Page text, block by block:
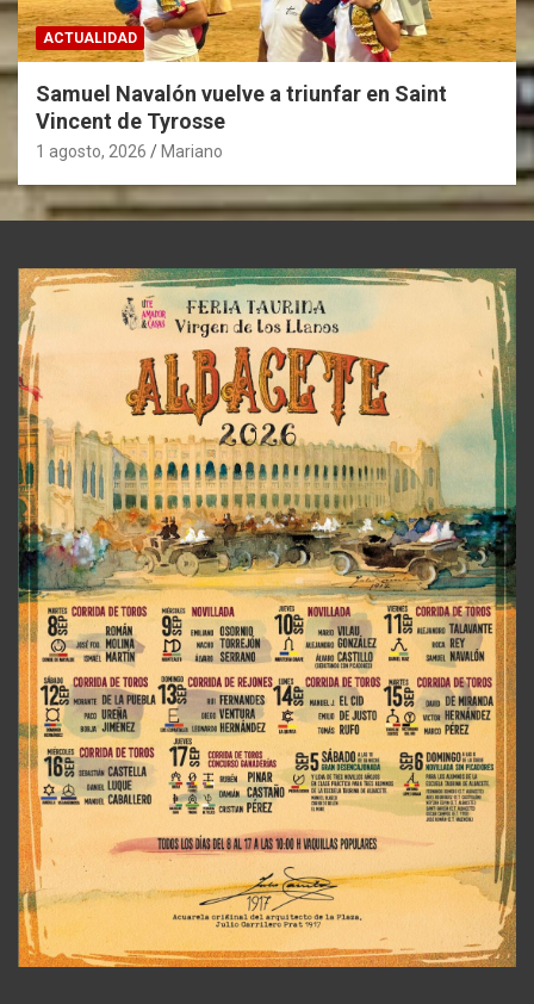
ACTUALIDAD
Samuel Navalón vuelve a triunfar en Saint
Vincent de Tyrosse
1 agosto, 2026 Mariano